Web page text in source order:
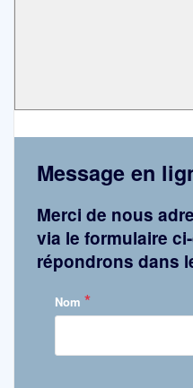
Message en
Merci de nous
via le formulaire
répondrons dans
Nom *